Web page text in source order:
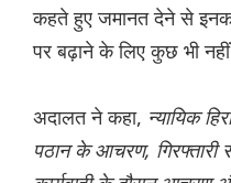
कहते हुए जमानत देने से
पर बढ़ाने के लिए कुछ भी
अदालत ने कहा, न्यायिक
पठान के आचरण,